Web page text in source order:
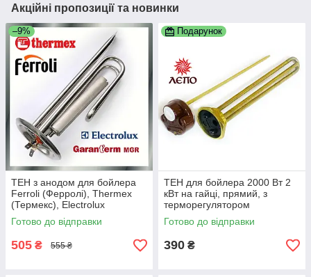
Акційні пропозиції та новинки
–9%
ТЕН з анодом для бойлера
Ferroli (Ферролі), Thermex
(Термекс), Electrolux
(Електролюкс), Garanterm
(Гарантерм) 1500 Вт
Готово до відправки
505 ₴ 555 ₴
Подарунок
ТЕН для бойлера 2000 Вт 2
кВт на гайці, прямий, з
терморегулятором
Готово до відправки
390 ₴